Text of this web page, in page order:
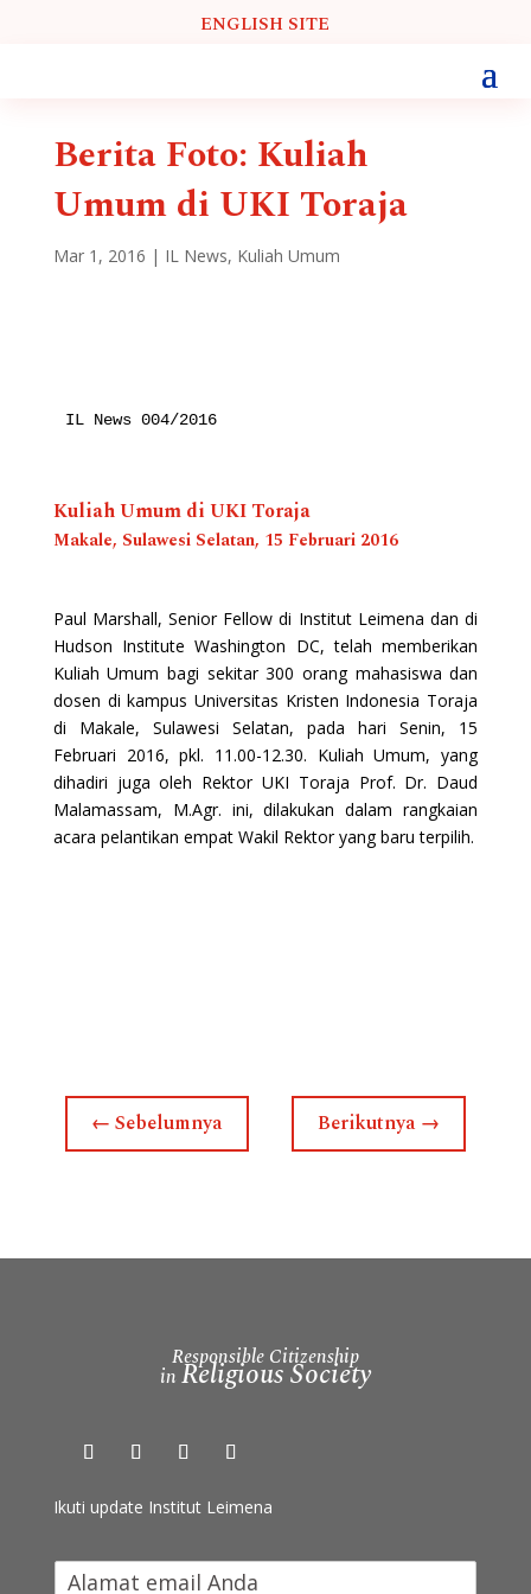
ENGLISH SITE
Berita Foto: Kuliah
Umum di UKI Toraja
Mar 1, 2016 | IL News, Kuliah Umum
IL News 004/2016
Kuliah Umum di UKI Toraja
Makale, Sulawesi Selatan, 15 Februari 2016
Paul Marshall, Senior Fellow di Institut Leimena dan di
Hudson Institute Washington DC, telah memberikan
Kuliah Umum bagi sekitar 300 orang mahasiswa dan
dosen di kampus Universitas Kristen Indonesia Toraja
di Makale, Sulawesi Selatan, pada hari Senin, 15
Februari 2016, pkl. 11.00-12.30. Kuliah Umum, yang
dihadiri juga oleh Rektor UKI Toraja Prof. Dr. Daud
Malamassam, M.Agr. ini, dilakukan dalam rangkaian
acara pelantikan empat Wakil Rektor yang baru terpilih.
← Sebelumnya Berikutnya →
Responsible Citizenship
in Religious Society
Ikuti update Institut Leimena